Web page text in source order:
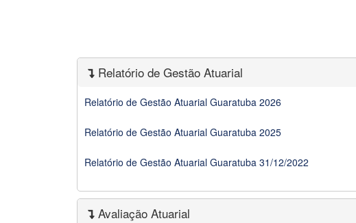
Relatório de Gestão Atuarial
Relatório de Gestão Atuarial Guaratuba 2026
Relatório de Gestão Atuarial Guaratuba 2025
Relatório de Gestão Atuarial Guaratuba 31/12/2022
Avaliação Atuarial